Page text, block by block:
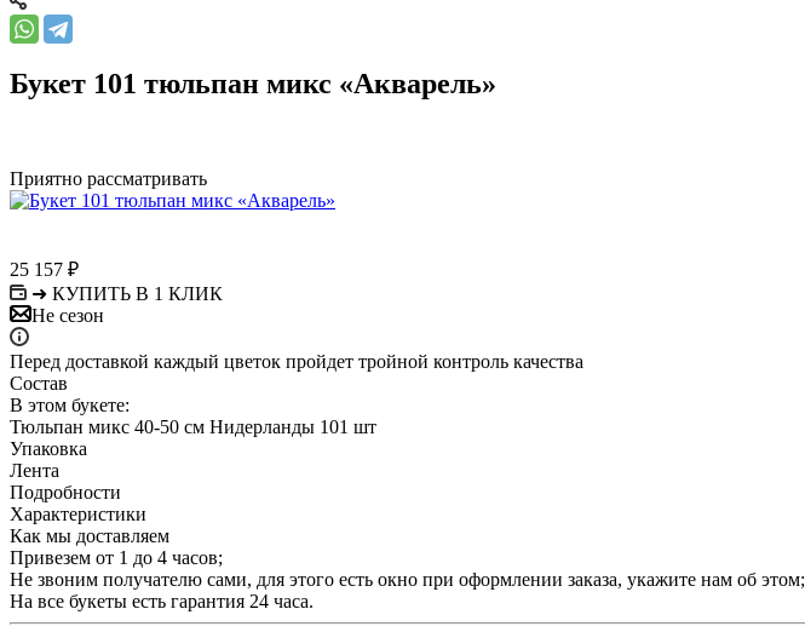
Букет 101 тюльпан микс «Акварель»
Приятно рассматривать
25 157 ₽
➜ КУПИТЬ В 1 КЛИК
Не сезон
Перед доставкой каждый цветок пройдет тройной контроль качества
Состав
В этом букете:
Тюльпан микс 40-50 см Нидерланды 101 шт
Упаковка
Лента
Подробности
Характеристики
Как мы доставляем
Привезем от 1 до 4 часов;
Не звоним получателю сами, для этого есть окно при оформлении заказа, укажите нам об этом;
На все букеты есть гарантия 24 часа.